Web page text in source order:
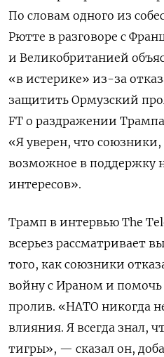
По словам одного из
Рютте в разговоре с
и Великобританией
«в истерике» из-за
защитить Ормузский
FT о раздражении
«Я уверен, что союзники,
возможное в поддержку
интересов».
Трамп в интервью The
всерьез рассматривает
того, как союзники
войну с Ираном и
пролив. «НАТО никогда
влияния. Я всегда знал,
тигры», — сказал он,